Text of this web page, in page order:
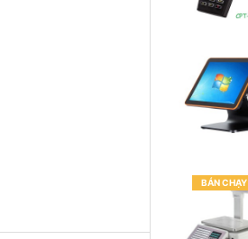
BÁN CHẠY